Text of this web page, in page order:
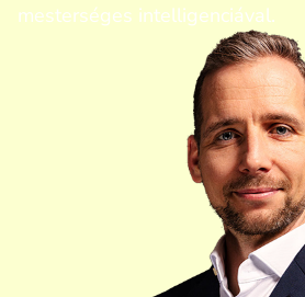
mesterséges intelligenciával.